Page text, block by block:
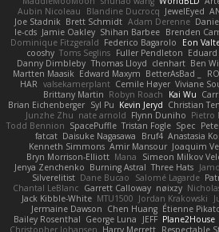
Aubin Nicoleau
Blandine Ducrocq JewelEyed
Joe Stadnik Brett Schmidt Adam Derenne
le-cds Jamie Oakley Shihan Barbee Brenden
Dominique Fitzgerald Federico Bagarolo Eon
cooshy Toms Seglins Fuller Pendleton Eduard
Danny Dimbleby Thomas Lloyd clenhart Ben
Martten Maasik Edward Maxym BetterAsBad _ RO
HAR valsekamerplant Cemile Høyer Viviane
Brittany Martin Robyn Roach Kai Wu
Brian Eichenberger Syl Pu Kevin Jeryd Christian
Junzhe Zhu nate arnold Flynn Duniho Pietro
Todd Bennion SpacePuffle Tristan Fogle Spec
fatcat Daisuke Nagasawa Bruf4 Anastasia
Kenneth Simmons Amir Mansour Joaquim
Bryn Morrison-Elliott Mana Simeon Milkov
Jenya Zenchenko Burning Astral Three Hats
Silverelitist Dane Bucao Salomé Lagarde
Chantal LeBlanc Garrett Calloway nøixzy
Jack Kibble-White MTU1500 Jordan Krakowski
Jermaine Dawson Chen Huang Étienne
Bailey Rosenthal George Luna JEFF Plane2House
Christopher Johansen Harry Merrett Respectable